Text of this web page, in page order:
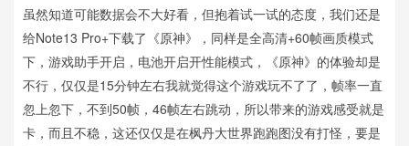
虽然知道可能数据会不大好看，但抱着试一试的态度，我们还是
给Note13 Pro+下载了《原神》，同样是全高清+60帧画质模式
下，游戏助手开启，电池开启开性能模式，《原神》的体验却是
不行，仅仅是15分钟左右我就觉得这个游戏玩不了了，帧率一直
忽上忽下，不到50帧，46帧左右跳动，所以带来的游戏感受就是
卡，而且不稳，这还仅仅是在枫丹大世界跑跑图没有打怪，要是